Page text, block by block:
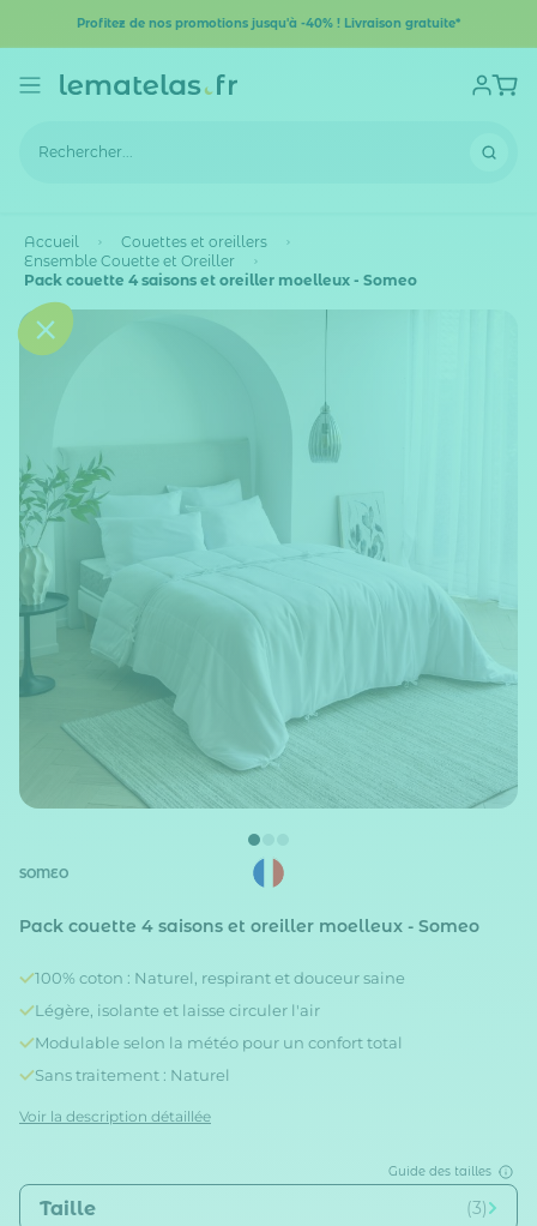
Profitez de nos promotions jusqu'à -40% ! Livraison gratuite*
Accueil
Couettes et oreillers
Ensemble Couette et Oreiller
Pack couette 4 saisons et oreiller moelleux - Someo
SOMEO
Pack couette 4 saisons et oreiller moelleux - Someo
100% coton : Naturel, respirant et douceur saine
Légère, isolante et laisse circuler l'air
Modulable selon la météo pour un confort total
Sans traitement : Naturel
Voir la description détaillée
Guide des tailles
Taille (3)